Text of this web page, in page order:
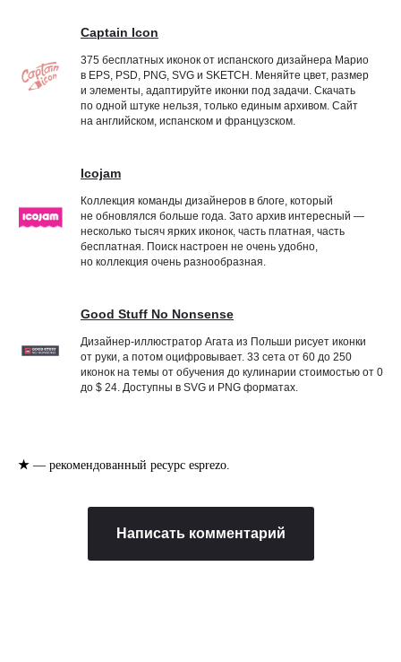
Captain Icon
375 бесплатных иконок от испанского дизайнера Марио
в EPS, PSD, PNG, SVG и SKETCH. Меняйте цвет, размер
и элементы, адаптируйте иконки под задачи. Скачать
по одной штуке нельзя, только единым архивом. Сайт
на английском, испанском и французском.
Icojam
Коллекция команды дизайнеров в блоге, который
не обновлялся больше года. Зато архив интересный —
несколько тысяч ярких иконок, часть платная, часть
бесплатная. Поиск настроен не очень удобно,
но коллекция очень разнообразная.
Good Stuff No Nonsense
Дизайнер-иллюстратор Агата из Польши рисует иконки
от руки, а потом оцифровывает. 33 сета от 60 до 250
иконок на темы от обучения до кулинарии стоимостью от 0
до $ 24. Доступны в SVG и PNG форматах.
★ — рекомендованный ресурс esprezo.
Написать комментарий